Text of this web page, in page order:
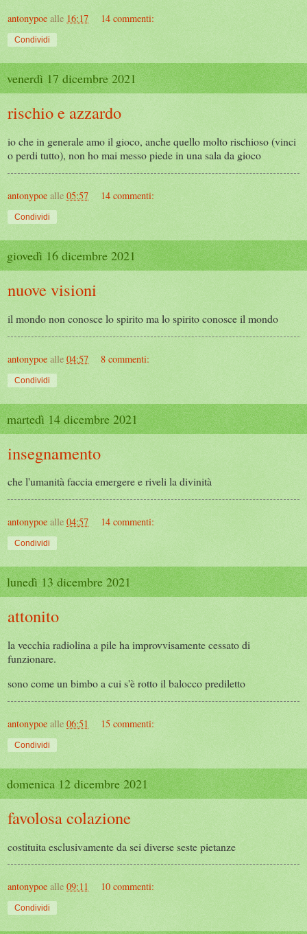
antonypoe alle 16:17 14 commenti:
Condividi
venerdì 17 dicembre 2021
rischio e azzardo
io che in generale amo il gioco, anche quello molto rischioso (vinci
o perdi tutto), non ho mai messo piede in una sala da gioco
antonypoe alle 05:57 14 commenti:
Condividi
giovedì 16 dicembre 2021
nuove visioni
il mondo non conosce lo spirito ma lo spirito conosce il mondo
antonypoe alle 04:57 8 commenti:
Condividi
martedì 14 dicembre 2021
insegnamento
che l'umanità faccia emergere e riveli la divinità
antonypoe alle 04:57 14 commenti:
Condividi
lunedì 13 dicembre 2021
attonito
la vecchia radiolina a pile ha improvvisamente cessato di
funzionare.
sono come un bimbo a cui s'è rotto il balocco prediletto
antonypoe alle 06:51 15 commenti:
Condividi
domenica 12 dicembre 2021
favolosa colazione
costituita esclusivamente da sei diverse seste pietanze
antonypoe alle 09:11 10 commenti:
Condividi